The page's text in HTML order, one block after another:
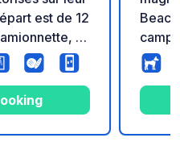
est de 12
à
de
initiative
de ferme
qui fait de la
le
aux
pas,
de
l'eau,